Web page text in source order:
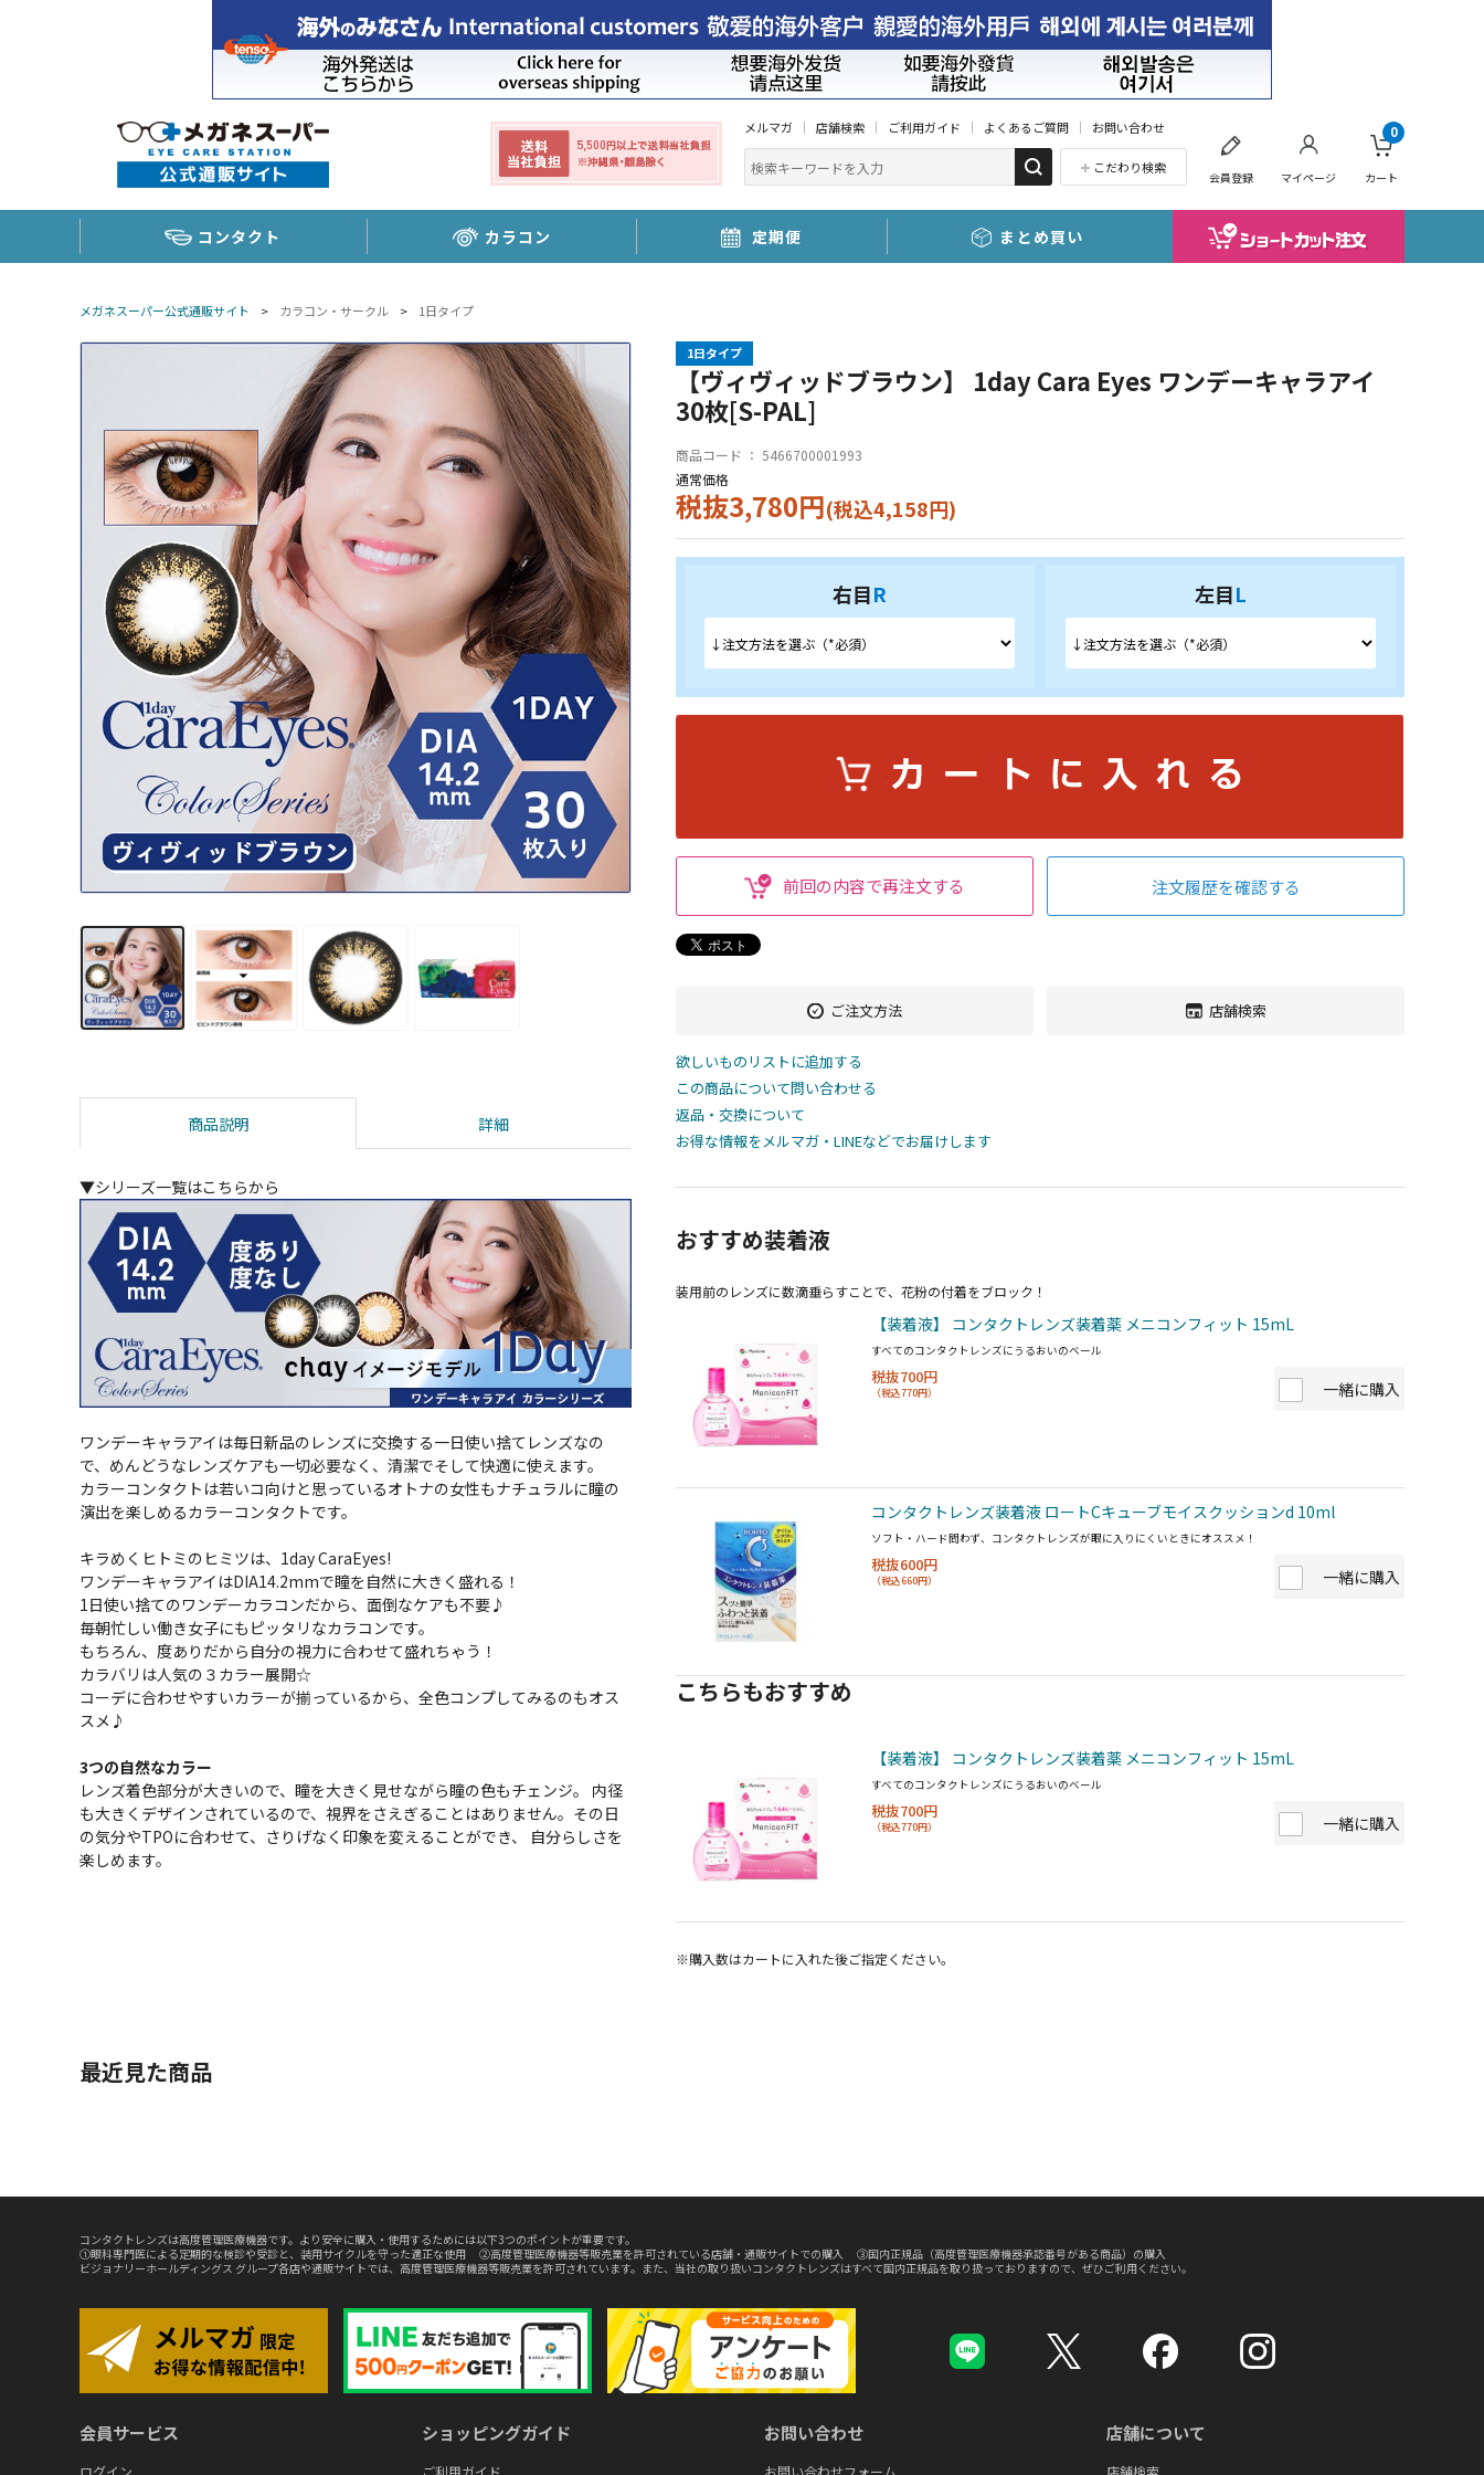
メルマガ 店舗検索 ご利用ガイド よくあるご質問 お問い合わせ
こだわり検索
会員登録 マイページ カート
0
コンタクト カラコン 定期便 まとめ買い
メガネスーパー公式通販サイト > カラコン・サークル > 1日タイプ
商品説明 詳細
▼シリーズ一覧はこちらから
ワンデーキャラアイは毎日新品のレンズに交換する一日使い捨てレンズなの
で、めんどうなレンズケアも一切必要なく、清潔でそして快適に使えます。
カラーコンタクトは若いコ向けと思っているオトナの女性もナチュラルに瞳の
演出を楽しめるカラーコンタクトです。
キラめくヒトミのヒミツは、1day CaraEyes!
ワンデーキャラアイはDIA14.2mmで瞳を自然に大きく盛れる！
1日使い捨てのワンデーカラコンだから、面倒なケアも不要♪
毎朝忙しい働き女子にもピッタリなカラコンです。
もちろん、度ありだから自分の視力に合わせて盛れちゃう！
カラバリは人気の３カラー展開☆
コーデに合わせやすいカラーが揃っているから、全色コンプしてみるのもオス
スメ♪
3つの自然なカラー
レンズ着色部分が大きいので、瞳を大きく見せながら瞳の色もチェンジ。 内径
も大きくデザインされているので、視界をさえぎることはありません。その日
の気分やTPOに合わせて、さりげなく印象を変えることができ、 自分らしさを
楽しめます。
1日タイプ
【ヴィヴィッドブラウン】 1day Cara Eyes ワンデーキャラアイ
30枚[S-PAL]
商品コード ： 5466700001993
通常価格
税抜3,780円(税込4,158円)
右目R 左目L
前回の内容で再注文する 注文履歴を確認する
ご注文方法 店舗検索
欲しいものリストに追加する
この商品について問い合わせる
返品・交換について
お得な情報をメルマガ・LINEなどでお届けします
おすすめ装着液
装用前のレンズに数滴垂らすことで、花粉の付着をブロック！
【装着液】 コンタクトレンズ装着薬 メニコンフィット 15mL
すべてのコンタクトレンズにうるおいのベール
税抜700円
（税込770円） 一緒に購入
コンタクトレンズ装着液 ロートCキューブモイスクッションd 10ml
ソフト・ハード問わず、コンタクトレンズが眼に入りにくいときにオススメ！
税抜600円
（税込660円） 一緒に購入
こちらもおすすめ
【装着液】 コンタクトレンズ装着薬 メニコンフィット 15mL
すべてのコンタクトレンズにうるおいのベール
税抜700円
（税込770円） 一緒に購入
※購入数はカートに入れた後ご指定ください。
最近見た商品
コンタクトレンズは高度管理医療機器です。より安全に購入・使用するためには以下3つのポイントが重要です。
①眼科専門医による定期的な検診や受診と、装用サイクルを守った適正な使用 ②高度管理医療機器等販売業を許可されている店舗・通販サイトでの購入 ③国内正規品（高度管理医療機器承認番号がある商品）の購入
ビジョナリーホールディングス グループ各店や通販サイトでは、高度管理医療機器等販売業を許可されています。また、当社の取り扱いコンタクトレンズはすべて国内正規品を取り扱っておりますので、ぜひご利用ください。
会員サービス
ログイン
ショッピングガイド
ご利用ガイド
お問い合わせ
お問い合わせフォーム
店舗について
店舗検索